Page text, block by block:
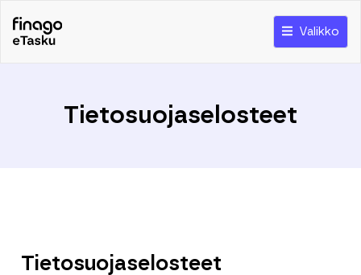
Valikko
Tietosuojaselosteet
Tietosuojaselosteet